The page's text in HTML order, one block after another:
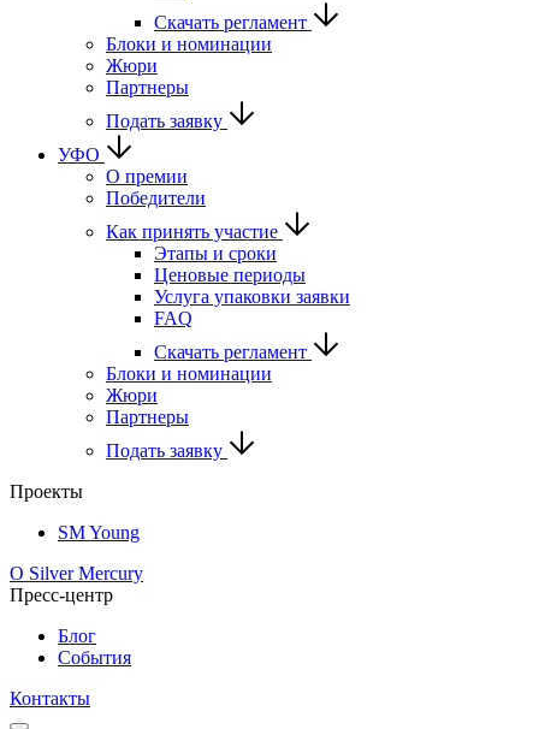
Скачать регламент
Блоки и номинации
Жюри
Партнеры
Подать заявку
УФО
О премии
Победители
Как принять участие
Этапы и сроки
Ценовые периоды
Услуга упаковки заявки
FAQ
Скачать регламент
Блоки и номинации
Жюри
Партнеры
Подать заявку
Проекты
SM Young
О Silver Mercury
Пресс-центр
Блог
События
Контакты